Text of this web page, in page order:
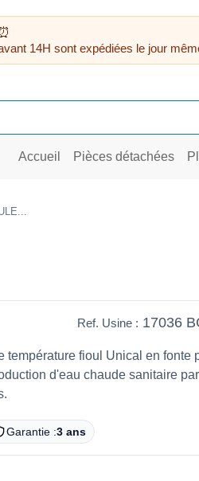
14H sont expédiées le jour
Accueil Pièces détachées
Ref. Usine : 17036
température fioul Unical en fonte
d'eau chaude sanitaire
Garantie :3 ans